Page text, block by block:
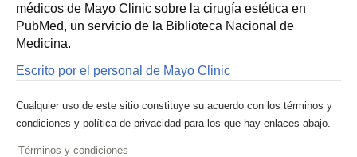
médicos de Mayo Clinic sobre la cirugía estética en
PubMed, un servicio de la Biblioteca Nacional de
Medicina.
Escrito por el personal de Mayo Clinic
Cualquier uso de este sitio constituye su acuerdo con los términos y
condiciones y política de privacidad para los que hay enlaces abajo.
Términos y condiciones